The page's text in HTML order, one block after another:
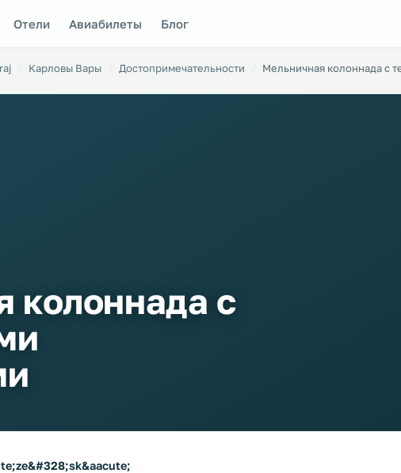
Отели Авиабилеты Блог
Карловы Вары Достопримечательности Мельничная колоннада с
колоннада с